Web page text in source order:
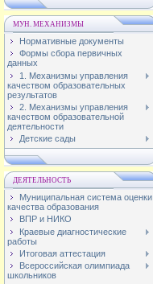
МУН. МЕХАНИЗМЫ
Нормативные документы
Формы сбора первичных
данных
1. Механизмы управления
качеством образовательных
результатов
2. Механизмы управления
качеством образовательной
деятельности
Детские сады
ДЕЯТЕЛЬНОСТЬ
Муниципальная система оценки
качества образования
ВПР и НИКО
Краевые диагностические
работы
Итоговая аттестация
Всероссийская олимпиада
школьников